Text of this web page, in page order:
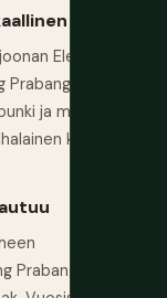
Elefantin
Prabangista tulee
ja manner-
keskus.
Prabang,